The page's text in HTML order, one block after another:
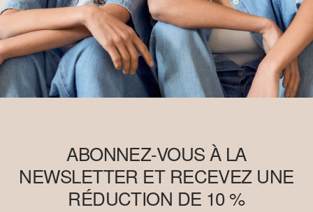
ABONNEZ-VOUS À LA
NEWSLETTER ET RECEVEZ UNE
RÉDUCTION DE 10 %